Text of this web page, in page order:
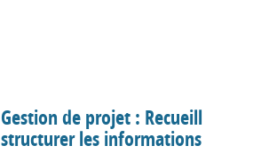
Gestion de projet : Recueillir et
structurer les informations